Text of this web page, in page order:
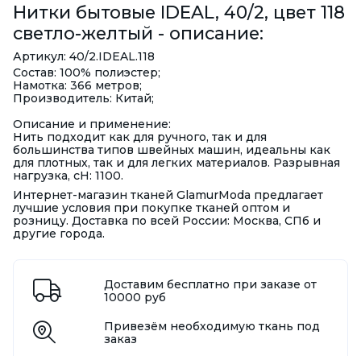
Нитки бытовые IDEAL, 40/2, цвет 118
светло-желтый - описание:
Артикул: 40/2.IDEAL.118
Состав: 100% полиэстер;
Намотка: 366 метров;
Производитель: Китай;
Описание и применение:
Нить подходит как для ручного, так и для
большинства типов швейных машин, идеальны как
для плотных, так и для легких материалов. Разрывная
нагрузка, сН: 1100.
Интернет-магазин тканей GlamurModa предлагает
лучшие условия при покупке тканей оптом и
розницу. Доставка по всей России: Москва, СПб и
другие города.
Доставим бесплатно при заказе от
10000 руб
Привезём необходимую ткань под
заказ